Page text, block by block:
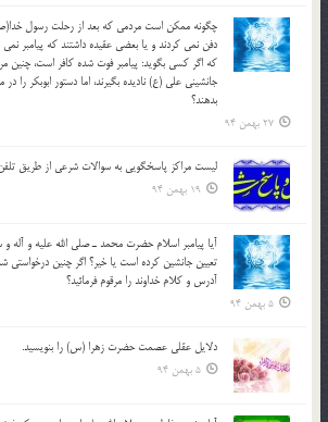
چگونه ممكن است مردمي كه بعد از رحلت رسول
دفن نمي كردند و یا بعضي عقيده داشتند كه پيامبر
كه اگر كسي بگويد: پيامبر فوت شده كافر است، چنین
جانشيني علي (ع) ناديده بگيرند، اما دستور ابوبكر را
بدهند؟
27 بهمن 94
لیست مراکز پاسخگویی به سوالات شرعی از طریق
19 بهمن 94
آيا پيامبر اسلام حضرت محمد ـ صلي الله عليه و آله
تعيين جانشين کرده است يا خير؟ اگر چنين درخواستي
آدرس و کلام خداوند را مرقوم فرمائيد؟
5 بهمن 94
دلايل عقلي عصمت حضرت زهرا (س) را بنويسيد.
5 بهمن 94